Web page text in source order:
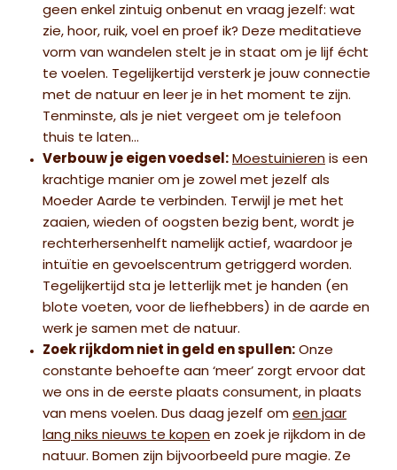
geen enkel zintuig onbenut en vraag jezelf: wat
zie, hoor, ruik, voel en proef ik? Deze meditatieve
vorm van wandelen stelt je in staat om je lijf écht
te voelen. Tegelijkertijd versterk je jouw connectie
met de natuur en leer je in het moment te zijn.
Tenminste, als je niet vergeet om je telefoon
thuis te laten…
Verbouw je eigen voedsel: Moestuinieren is een
krachtige manier om je zowel met jezelf als
Moeder Aarde te verbinden. Terwijl je met het
zaaien, wieden of oogsten bezig bent, wordt je
rechterhersenhelft namelijk actief, waardoor je
intuïtie en gevoelscentrum getriggerd worden.
Tegelijkertijd sta je letterlijk met je handen (en
blote voeten, voor de liefhebbers) in de aarde en
werk je samen met de natuur.
Zoek rijkdom niet in geld en spullen: Onze
constante behoefte aan ‘meer’ zorgt ervoor dat
we ons in de eerste plaats consument, in plaats
van mens voelen. Dus daag jezelf om een jaar
lang niks nieuws te kopen en zoek je rijkdom in de
natuur. Bomen zijn bijvoorbeeld pure magie. Ze